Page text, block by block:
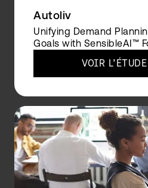
Autoliv
Unifying Demand
Goals with SensibleAI™
VOIR